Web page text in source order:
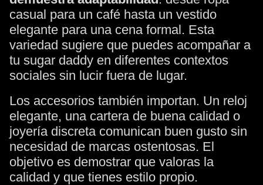
casual para un café hasta un vestido
elegante para una cena formal. Esta
variedad sugiere que puedes acompañar a
tu sugar daddy en diferentes contextos
sociales sin lucir fuera de lugar.
Los accesorios también importan. Un reloj
elegante, una cartera de buena calidad o
joyería discreta comunican buen gusto sin
necesidad de marcas ostentosas. El
objetivo es demostrar que valoras la
calidad y que tienes estilo propio.